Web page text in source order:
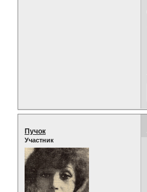
Пучок
Участник